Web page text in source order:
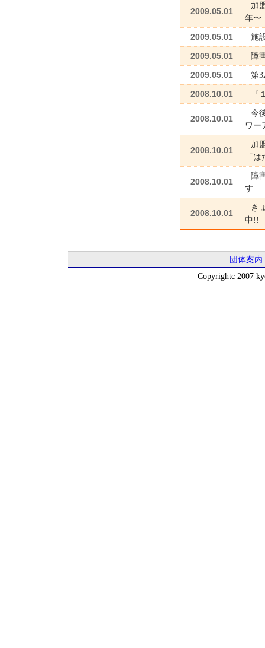
2009.05.01
加
年〜
2009.05.01 施
2009.05.01 障
2009.05.01 第
2008.10.01 『
2008.10.01
今
ワー
2008.10.01
加
「
2008.10.01
障
す
2008.10.01
き
中!!
団体案内
Copyrightc 2007